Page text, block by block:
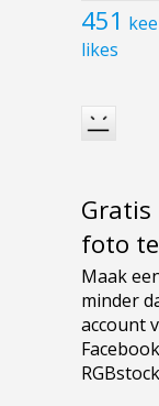
451
likes
Gratis
foto